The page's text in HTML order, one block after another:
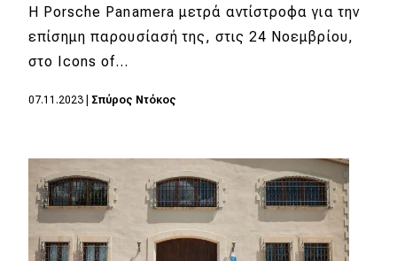
Η Porsche Panamera μετρά αντίστροφα για την
επίσημη παρουσίασή της, στις 24 Νοεμβρίου,
στο Icons of…
07.11.2023 Σπύρος Ντόκος